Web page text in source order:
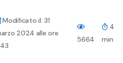
Modificato il: 31
2024 alle ore
5664
4
min